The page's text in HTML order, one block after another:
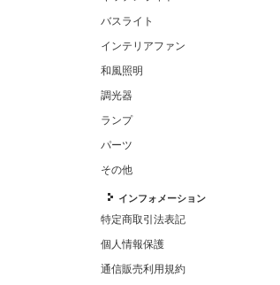
バスライト
インテリアファン
和風照明
調光器
ランプ
パーツ
その他
インフォメーション
特定商取引法表記
個人情報保護
通信販売利用規約